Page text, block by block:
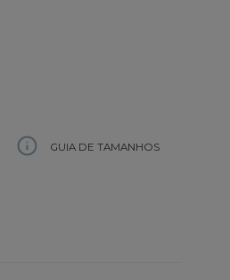
GUIA DE TAMANHOS